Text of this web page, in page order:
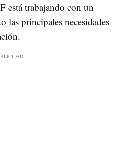
está trabajando con un
las principales necesidades